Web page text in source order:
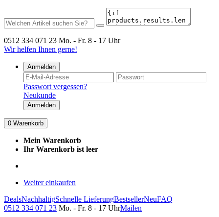
0512 334 071 23 Mo. - Fr. 8 - 17 Uhr
Wir helfen Ihnen gerne!
Anmelden
Passwort vergessen?
Neukunde
Anmelden
0 Warenkorb
Mein Warenkorb
Ihr Warenkorb ist leer
Weiter einkaufen
DealsNachhaltigSchnelle LieferungBestsellerNeuFAQ
0512 334 071 23 Mo. - Fr. 8 - 17 UhrMailen